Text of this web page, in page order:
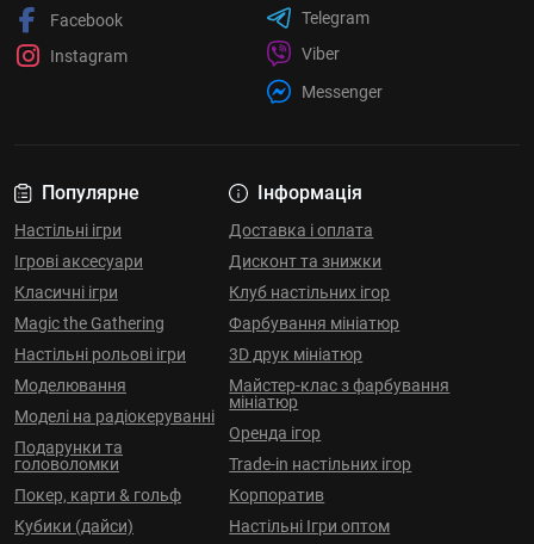
Популярне
Настільні ігри
Ігрові аксесуари
Класичні ігри
Magic the Gathering
Настільні рольові ігри
Моделювання
Моделі на радіокеруванні
Подарунки та
головоломки
Покер, карти & гольф
Кубики (дайси)
Інформація
Доставка і оплата
Дисконт та знижки
Клуб настільних ігор
Фарбування мініатюр
3D друк мініатюр
Майстер-клас з фарбування
мініатюр
Оренда ігор
Trade-in настільних ігор
Корпоратив
Настільні Ігри оптом
Facebook
Instagram
Telegram
Viber
Messenger